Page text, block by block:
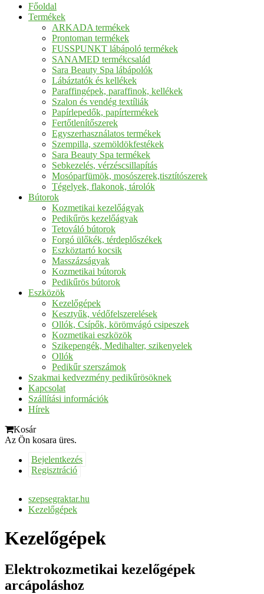
Főoldal
Termékek
ARKADA termékek
Prontoman termékek
FUSSPUNKT lábápoló termékek
SANAMED termékcsalád
Sara Beauty Spa lábápolók
Lábáztatók és kellékek
Paraffingépek, paraffinok, kellékek
Szalon és vendég textíliák
Papírlepedők, papírtermékek
Fertőtlenítőszerek
Egyszerhasználatos termékek
Szempilla, szemöldökfestékek
Sara Beauty Spa termékek
Sebkezelés, vérzéscsillapítás
Mosóparfümök, mosószerek,tisztítószerek
Tégelyek, flakonok, tárolók
Bútorok
Kozmetikai kezelőágyak
Pedikűrös kezelőágyak
Tetováló bútorok
Forgó ülőkék, térdeplőszékek
Eszköztartó kocsik
Masszázságyak
Kozmetikai bútorok
Pedikűrös bútorok
Eszközök
Kezelőgépek
Kesztyűk, védőfelszerelések
Ollók, Csípők, körömvágó csipeszek
Kozmetikai eszközök
Szikepengék, Medihalter, szikenyelek
Ollók
Pedikűr szerszámok
Szakmai kedvezmény pedikűrösöknek
Kapcsolat
Szállítási információk
Hírek
Kosár
Az Ön kosara üres.
Bejelentkezés
Regisztráció
szepsegraktar.hu
Kezelőgépek
Kezelőgépek
Elektrokozmetikai kezelőgépek
arcápoláshoz